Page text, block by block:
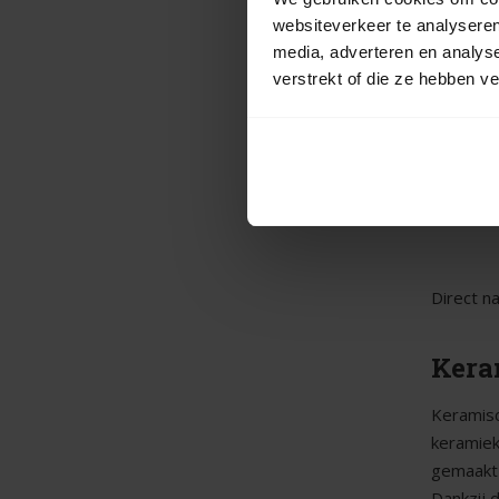
websiteverkeer te
media, adverteren en
verstrekt of die ze hebben
MBI
101,95
Op
Direct